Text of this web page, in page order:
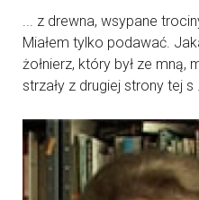
... z drewna, wsypane
Miałem tylko podawać.
żołnierz, który był ze mną,
strzały z drugiej strony tej s